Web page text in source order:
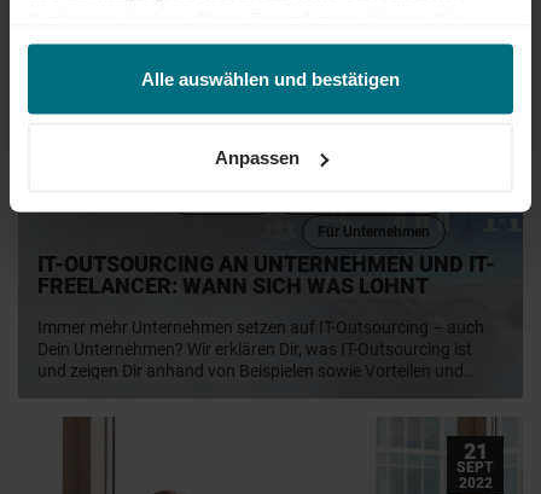
jederzeit über unserenCookie-Hinweisaufrufen
und/oder nachträglich jederzeit anpassen. Weitere
Informationen erhalten Sie über unseren
Alle auswählen und bestätigen
Anpassen
Für Unternehmen
IT-OUTSOURCING AN UNTERNEHMEN UND IT-
FREELANCER: WANN SICH WAS LOHNT
Immer mehr Unternehmen setzen auf IT-Outsourcing – auch
Dein Unternehmen? Wir erklären Dir, was IT-Outsourcing ist
und zeigen Dir anhand von Beispielen sowie Vorteilen und
bedeutsame Rolle bei diesem Thema Freelancer:innen als
21
SEPT
2022